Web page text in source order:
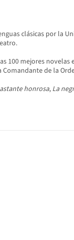
clásicas por la
mejores
de la
honrosa, La